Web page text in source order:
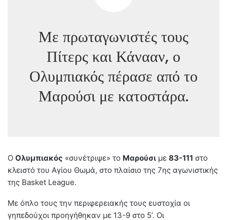
Με πρωταγωνιστές τους
Πίτερς και Κάνααν, ο
Ολυμπιακός πέρασε από το
Μαρούσι με κατοστάρα.
Ο Ολυμπιακός «συνέτριψε» το Μαρούσι με 83-111 στο
κλειστό του Αγίου Θωμά, στο πλαίσιο της 7ης αγωνιστικής
της Basket League.
Με όπλο τους την περιφερειακής τους ευστοχία οι
γηπεδούχοι προηγήθηκαν με 13-9 στο 5’. Οι